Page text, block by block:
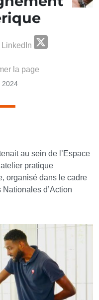
LinkedIn
la page
2024
au sein de l’Espace
pratique
organisé dans le cadre
d’Action